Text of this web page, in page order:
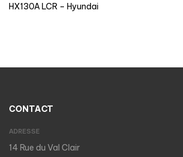
HX130A LCR – Hyundai
CONTACT
ADRESSE
14 Rue du Val Clair